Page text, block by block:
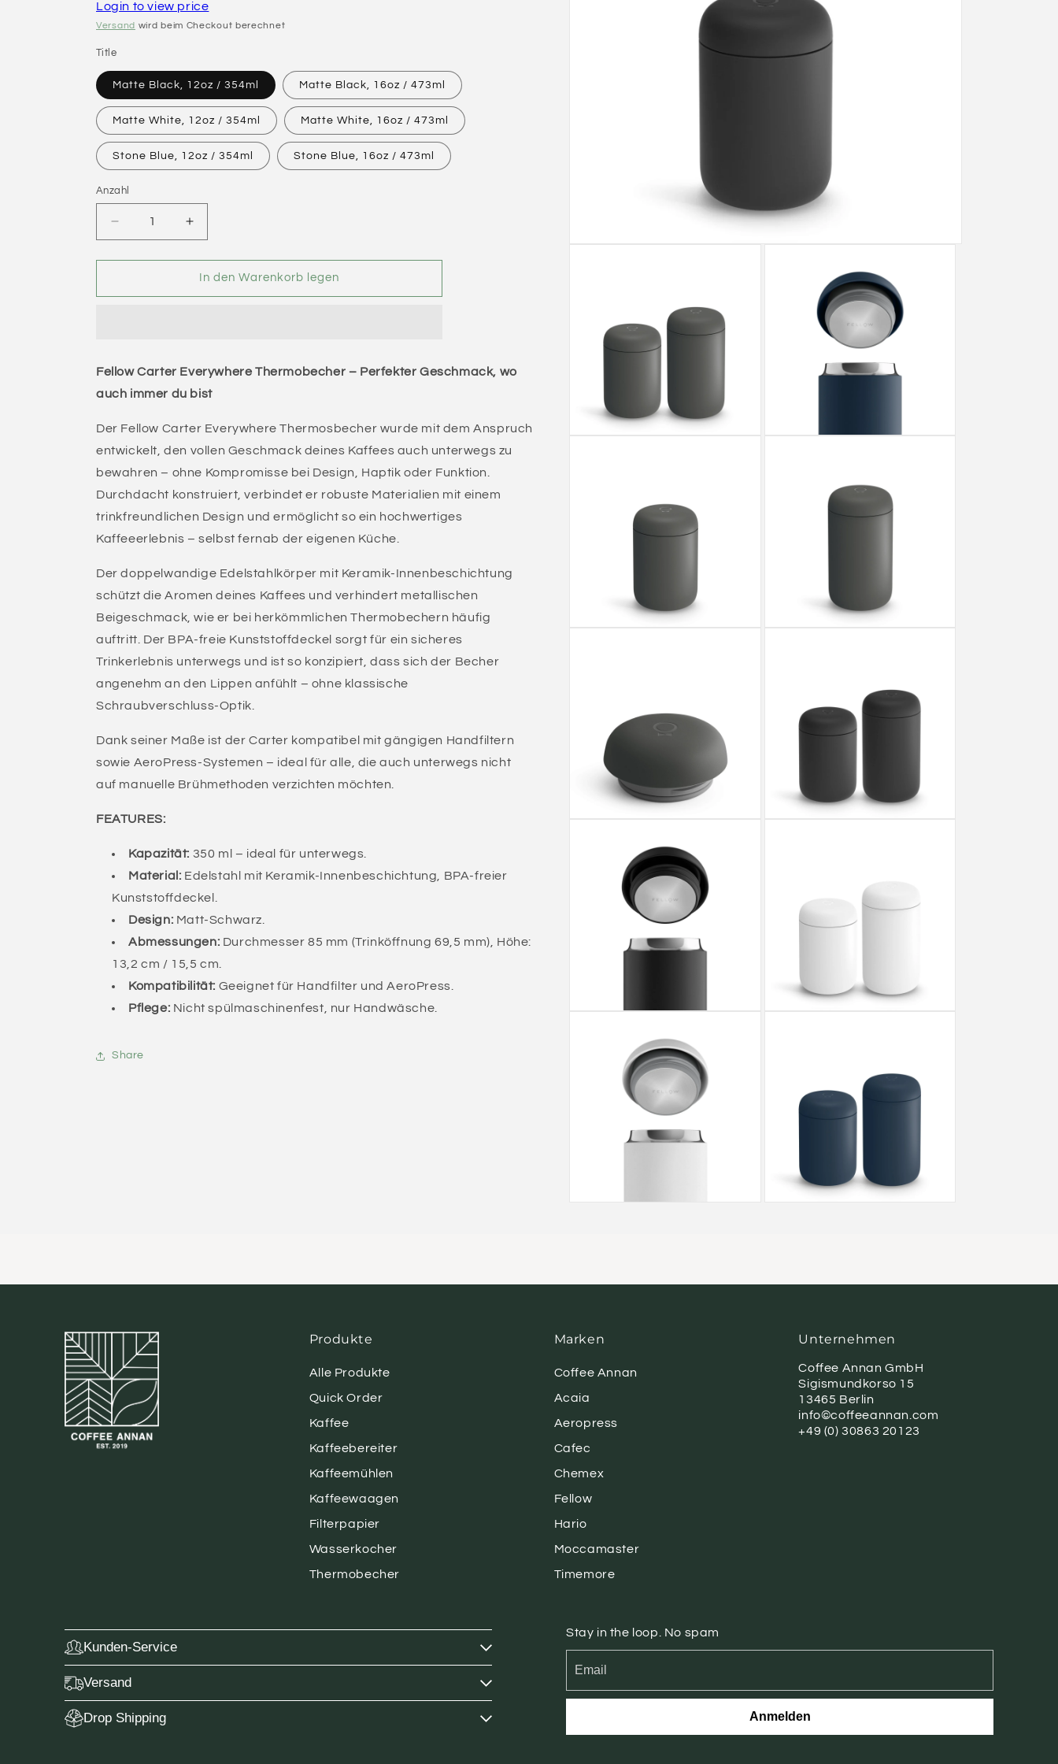
Login to view price
Versand wird beim Checkout berechnet
Title
Matte Black, 12oz / 354ml Matte Black, 16oz / 473ml
Matte White, 12oz / 354ml Matte White, 16oz / 473ml
Stone Blue, 12oz / 354ml Stone Blue, 16oz / 473ml
Anzahl
Verringere
die
Menge
Fellow
Thermobecher
|
ml
Erhöhe
die
Menge
für
Fellow
Thermobecher
|
ml
In den Warenkorb legen
Fellow Carter Everywhere Thermobecher – Perfekter Geschmack, wo
auch immer du bist
Der Fellow Carter Everywhere Thermosbecher wurde mit dem Anspruch
entwickelt, den vollen Geschmack deines Kaffees auch unterwegs zu
bewahren – ohne Kompromisse bei Design, Haptik oder Funktion.
Durchdacht konstruiert, verbindet er robuste Materialien mit einem
trinkfreundlichen Design und ermöglicht so ein hochwertiges
Kaffeeerlebnis – selbst fernab der eigenen Küche.
Der doppelwandige Edelstahlkörper mit Keramik-Innenbeschichtung
schützt die Aromen deines Kaffees und verhindert metallischen
Beigeschmack, wie er bei herkömmlichen Thermobechern häufig
auftritt. Der BPA-freie Kunststoffdeckel sorgt für ein sicheres
Trinkerlebnis unterwegs und ist so konzipiert, dass sich der Becher
angenehm an den Lippen anfühlt – ohne klassische
Schraubverschluss-Optik.
Dank seiner Maße ist der Carter kompatibel mit gängigen Handfiltern
sowie AeroPress-Systemen – ideal für alle, die auch unterwegs nicht
auf manuelle Brühmethoden verzichten möchten.
FEATURES:
Kapazität: 350 ml – ideal für unterwegs.
Material: Edelstahl mit Keramik-Innenbeschichtung, BPA-freier
Kunststoffdeckel.
Design: Matt-Schwarz.
Abmessungen: Durchmesser 85 mm (Trinköffnung 69,5 mm), Höhe:
13,2 cm / 15,5 cm.
Kompatibilität: Geeignet für Handfilter und AeroPress.
Pflege: Nicht spülmaschinenfest, nur Handwäsche.
Share
Produkte
Alle Produkte
Quick Order
Kaffee
Kaffeebereiter
Kaffeemühlen
Kaffeewaagen
Filterpapier
Wasserkocher
Thermobecher
Marken
Coffee Annan
Acaia
Aeropress
Cafec
Chemex
Fellow
Hario
Moccamaster
Timemore
Unternehmen
Coffee Annan GmbH
Sigismundkorso 15
13465 Berlin
info©coffeeannan.com
+49 (0) 30863 20123
Kunden-Service
Versand
Drop Shipping
Stay in the loop. No spam
Anmelden